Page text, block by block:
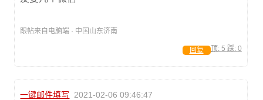
跟帖来自电脑端 · 中国山东济南
顶: 5 踩: 0
回复
一键邮件填写 2021-02-06 09:46:47